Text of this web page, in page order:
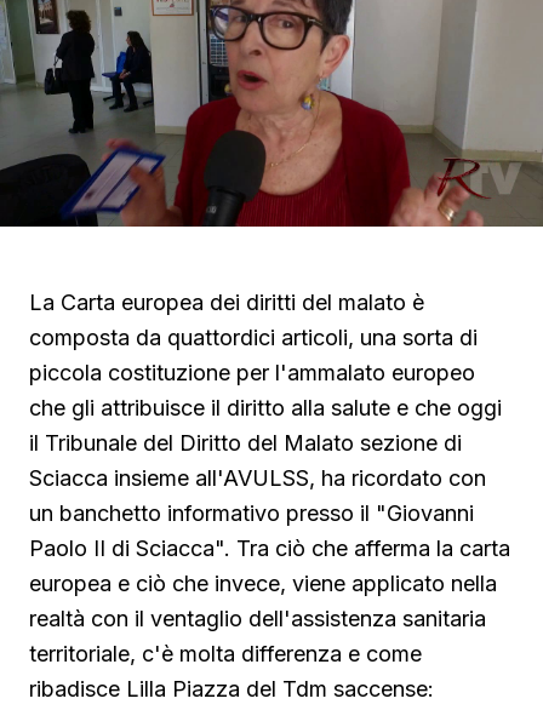
La Carta europea dei diritti del malato è
composta da quattordici articoli, una sorta di
piccola costituzione per l'ammalato europeo
che gli attribuisce il diritto alla salute e che oggi
il Tribunale del Diritto del Malato sezione di
Sciacca insieme all'AVULSS, ha ricordato con
un banchetto informativo presso il "Giovanni
Paolo II di Sciacca". Tra ciò che afferma la carta
europea e ciò che invece, viene applicato nella
realtà con il ventaglio dell'assistenza sanitaria
territoriale, c'è molta differenza e come
ribadisce Lilla Piazza del Tdm saccense: